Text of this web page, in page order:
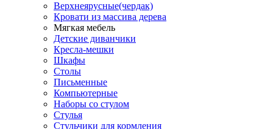
Верхнеярусные(чердак)
Кровати из массива дерева
Мягкая мебель
Детские диванчики
Кресла-мешки
Шкафы
Столы
Письменные
Компьютерные
Наборы со стулом
Стулья
Стульчики для кормления